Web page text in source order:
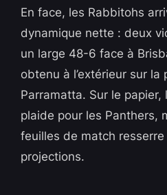
En face, les Rabbitohs
dynamique nette : deux
un large 48-6 face à
obtenu à l’extérieur sur la
Parramatta. Sur le papier,
plaide pour les Panthers,
feuilles de match
projections.